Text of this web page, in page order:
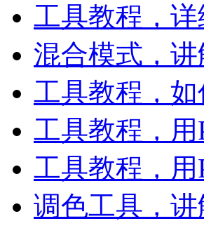
工具教程，
混合模式，
工具教程，
工具教程，
工具教程，
调色工具，讲